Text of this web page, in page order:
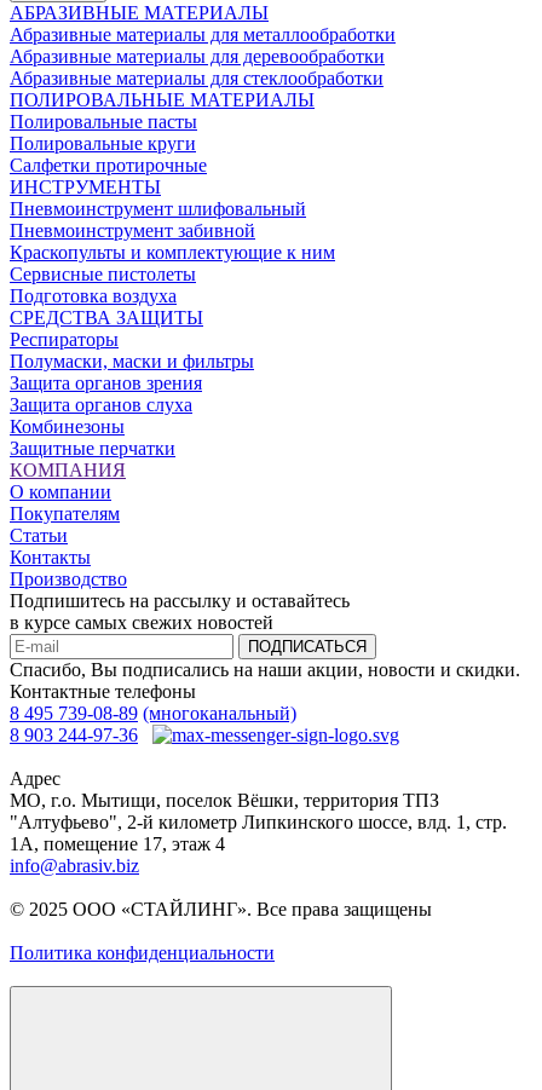
АБРАЗИВНЫЕ МАТЕРИАЛЫ
Абразивные материалы для металлообработки
Абразивные материалы для деревообработки
Абразивные материалы для стеклообработки
ПОЛИРОВАЛЬНЫЕ МАТЕРИАЛЫ
Полировальные пасты
Полировальные круги
Салфетки протирочные
ИНСТРУМЕНТЫ
Пневмоинструмент шлифовальный
Пневмоинструмент забивной
Краскопульты и комплектующие к ним
Сервисные пистолеты
Подготовка воздуха
СРЕДСТВА ЗАЩИТЫ
Респираторы
Полумаски, маски и фильтры
Защита органов зрения
Защита органов слуха
Комбинезоны
Защитные перчатки
КОМПАНИЯ
О компании
Покупателям
Статьи
Контакты
Производство
Подпишитесь на рассылку и оставайтесь
в курсе самых свежих новостей
ПОДПИСАТЬСЯ
Спасибо, Вы подписались на наши акции, новости и скидки.
Контактные телефоны
8 495 739-08-89 (многоканальный)
8 903 244-97-36
Адрес
МО, г.о. Мытищи, поселок Вёшки, территория ТПЗ
"Алтуфьево", 2-й километр Липкинского шоссе, влд. 1, стр.
1A, помещение 17, этаж 4
info@abrasiv.biz
© 2025 ООО «СТАЙЛИНГ». Все права защищены
Политика конфиденциальности